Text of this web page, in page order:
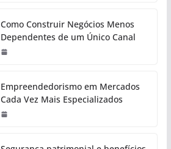
Como Construir Negócios Menos
Dependentes de um Único Canal
Empreendedorismo em Mercados
Cada Vez Mais Especializados